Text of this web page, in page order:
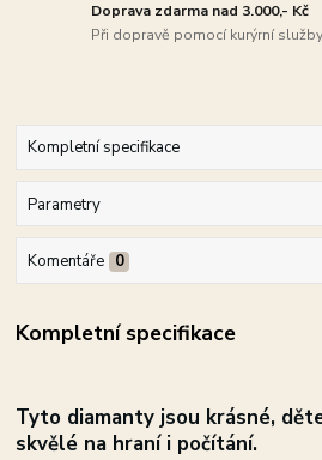
Doprava zdarma nad 3.000,- Kč
Při dopravě pomocí kurýrní
Kompletní specifikace
Parametry
Komentáře 0
Kompletní specifikace
Tyto diamanty jsou krásné,
skvělé na hraní i počítání.